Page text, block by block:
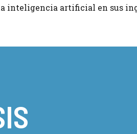
inteligencia artificial en sus